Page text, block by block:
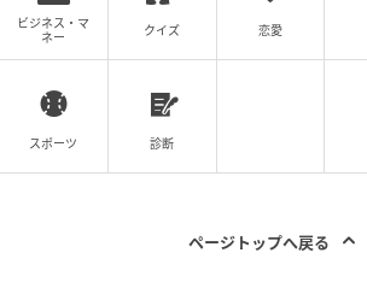
ビジネス・マ
ネー
クイズ 恋愛
スポーツ 診断
ページトップへ戻る